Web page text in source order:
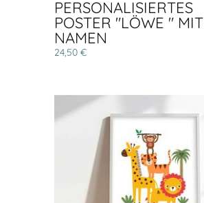
PERSONALISIERTES
POSTER "LÖWE " MIT
NAMEN
24,50 €